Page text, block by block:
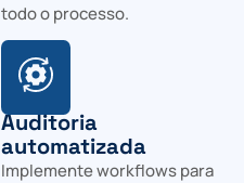
todo o processo.
Auditoria
automatizada
Implemente workflows para